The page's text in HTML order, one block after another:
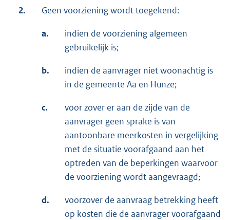
2. Geen voorziening wordt toegekend:
a.
indien de voorziening algemeen
gebruikelijk is;
b.
indien de aanvrager niet woonachtig is
in de gemeente Aa en Hunze;
c.
voor zover er aan de zijde van de
aanvrager geen sprake is van
aantoonbare meerkosten in vergelijking
met de situatie voorafgaand aan het
optreden van de beperkingen waarvoor
de voorziening wordt aangevraagd;
d.
voorzover de aanvraag betrekking heeft
op kosten die de aanvrager voorafgaand